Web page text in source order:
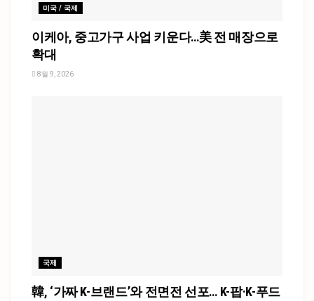
미국 / 국제
이케아, 중고가구 사업 키운다…美 전 매장으로
확대
8월 9, 2026
국제
韓, ‘가짜 K-브랜드’와 전면전 선포… K-팝·K-푸드